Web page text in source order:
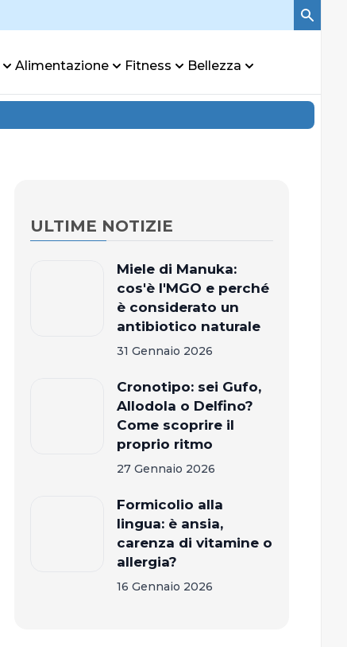
Alimentazione Fitness Bellezza
ULTIME NOTIZIE
Miele di Manuka:
cos'è l'MGO e perché
è considerato un
antibiotico naturale
31 Gennaio 2026
Cronotipo: sei Gufo,
Allodola o Delfino?
Come scoprire il
proprio ritmo
27 Gennaio 2026
Formicolio alla
lingua: è ansia,
carenza di vitamine o
allergia?
16 Gennaio 2026